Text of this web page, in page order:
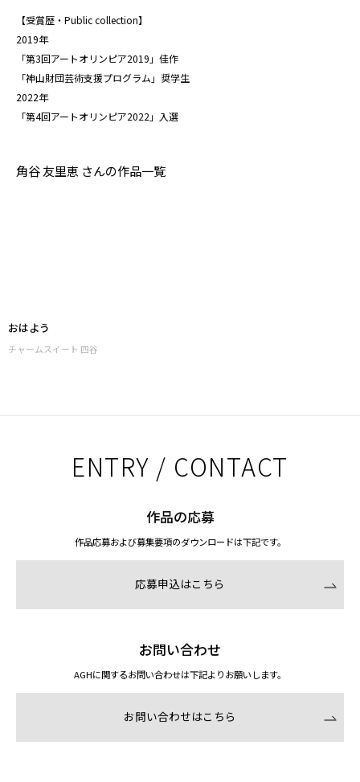
【受賞歴・Public collection】
2019年
「第3回アートオリンピア2019」佳作
「神山財団芸術支援プログラム」奨学生
2022年
「第4回アートオリンピア2022」入選
角谷 友里恵 さんの作品一覧
おはよう
チャームスイート 四谷
ENTRY / CONTACT
作品の応募
作品応募および募集要項のダウンロードは下記です。
応募申込はこちら
お問い合わせ
AGHに関するお問い合わせは下記よりお願いします。
お問い合わせはこちら